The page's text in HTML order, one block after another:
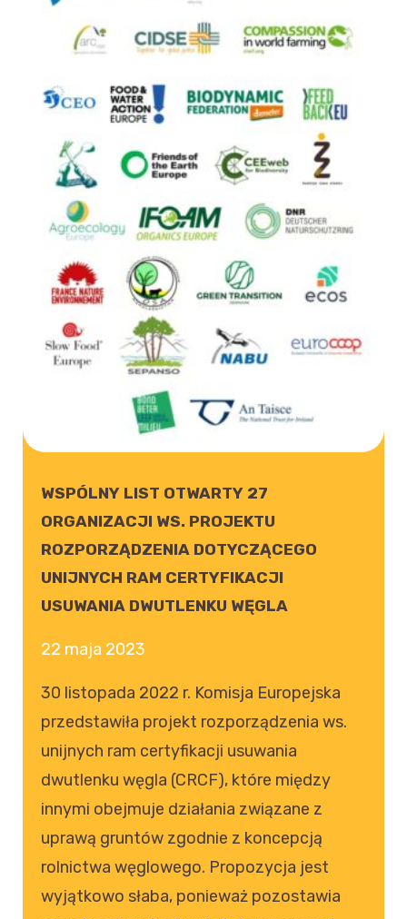
WSPÓLNY LIST OTWARTY 27
ORGANIZACJI WS. PROJEKTU
ROZPORZĄDZENIA DOTYCZĄCEGO
UNIJNYCH RAM CERTYFIKACJI
USUWANIA DWUTLENKU WĘGLA
22 maja 2023
30 listopada 2022 r. Komisja Europejska
przedstawiła projekt rozporządzenia ws.
unijnych ram certyfikacji usuwania
dwutlenku węgla (CRCF), które między
innymi obejmuje działania związane z
uprawą gruntów zgodnie z koncepcją
rolnictwa węglowego. Propozycja jest
wyjątkowo słaba, ponieważ pozostawia